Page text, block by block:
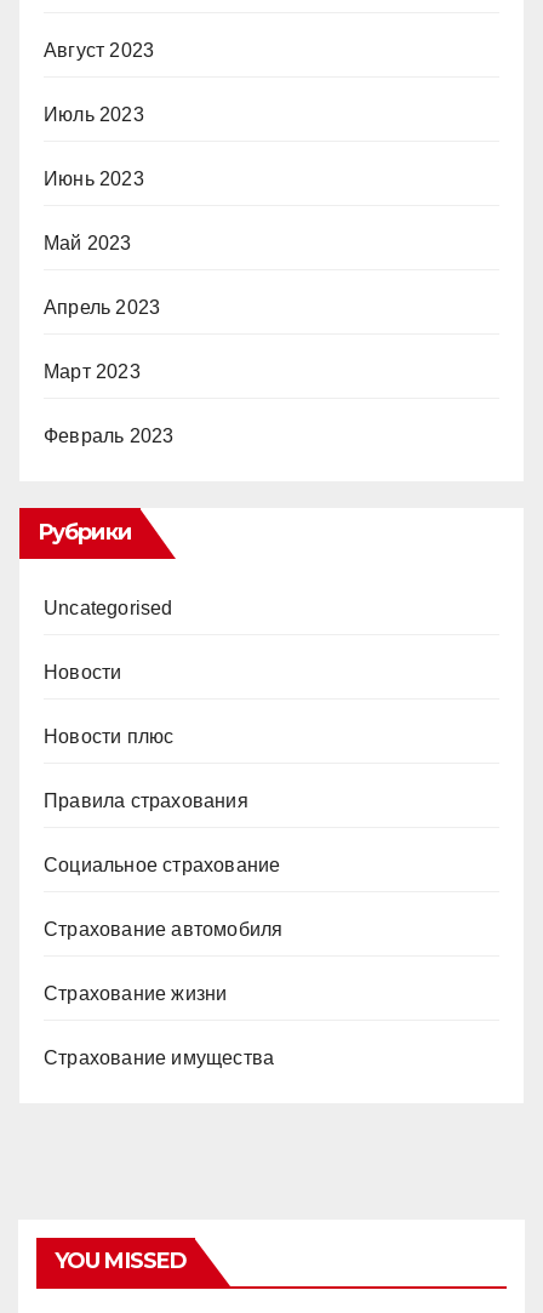
Август 2023
Июль 2023
Июнь 2023
Май 2023
Апрель 2023
Март 2023
Февраль 2023
Рубрики
Uncategorised
Новости
Новости плюс
Правила страхования
Социальное страхование
Страхование автомобиля
Страхование жизни
Страхование имущества
YOU MISSED